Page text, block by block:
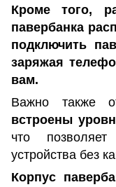
Кроме того,
павербанка
подключить
заряжая
вам.
Важно также
встроены
что
устройства без
Корпус